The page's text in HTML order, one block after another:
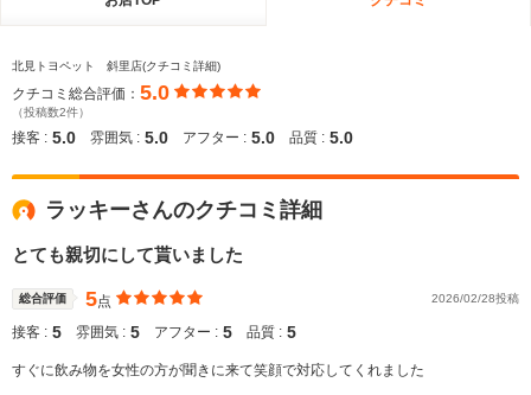
北見トヨペット 斜里店(クチコミ詳細)
クチコミ総合評価： 5.0
（投稿数2件）
接客 : 5.0 雰囲気 : 5.0 アフター : 5.0 品質 : 5.0
ラッキーさんのクチコミ詳細
とても親切にして貰いました
総合評価 5点 2026/02/28投稿
接客 : 5 雰囲気 : 5 アフター : 5 品質 : 5
すぐに飲み物を女性の方が聞きに来て笑顔で対応してくれました